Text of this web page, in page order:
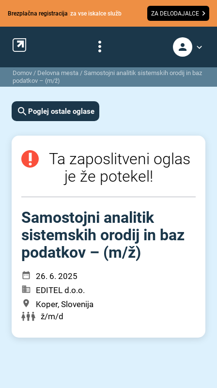
Brezplačna registracija za vse iskalce služb ZA DELODAJALCE
Domov / Delovna mesta / Samostojni analitik sistemskih orodij in baz
podatkov – (m/ž)
Poglej ostale oglase
Ta zaposlitveni oglas
je že potekel!
Samostojni analitik
sistemskih orodij in baz
podatkov – (m⁠/⁠ž)
26. 6. 2025
EDITEL d.o.o.
Koper, Slovenija
ž/m/d